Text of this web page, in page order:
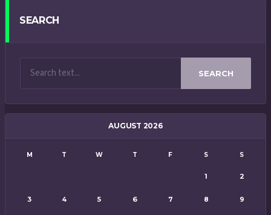
SEARCH
SEARCH
AUGUST 2026
M T W T F S S
1 2
3 4 5 6 7 8 9